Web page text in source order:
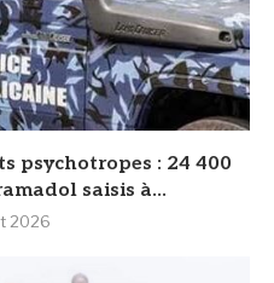
psychotropes : 24 400
saisis à...
2026